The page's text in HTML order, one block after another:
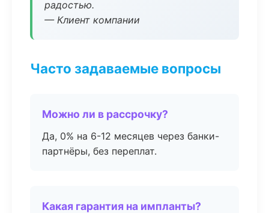
радостью.
— Клиент компании
Часто задаваемые вопросы
Можно ли в рассрочку?
Да, 0% на 6-12 месяцев через банки-
партнёры, без переплат.
Какая гарантия на импланты?